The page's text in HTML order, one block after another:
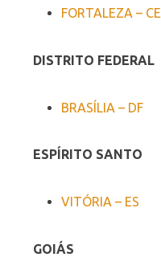
FORTALEZA – CE
DISTRITO FEDERAL
BRASÍLIA – DF
ESPÍRITO SANTO
VITÓRIA – ES
GOIÁS